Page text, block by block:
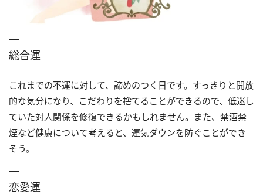
総合運
これまでの不運に対して、諦めのつく日です。すっきりと開放
的な気分になり、こだわりを捨てることができるので、低迷し
ていた対人関係を修復できるかもしれません。また、禁酒禁
煙など健康について考えると、運気ダウンを防ぐことができ
そう。
恋愛運